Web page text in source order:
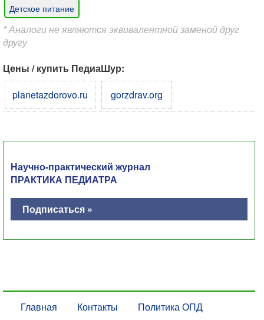
Детское питание
* Аналоги не являются эквивалентной заменой друг
другу
Цены / купить ПедиаШур:
planetazdorovo.ru
gorzdrav.org
Научно-практический журнал
ПРАКТИКА ПЕДИАТРА
Подписаться »
Главная Контакты Политика ОПД